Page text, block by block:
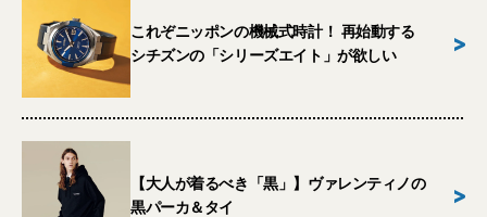
これぞニッポンの機械式時計！ 再始動する
シチズンの「シリーズエイト」が欲しい
>
【大人が着るべき「黒」】ヴァレンティノの
黒パーカ＆タイ
>